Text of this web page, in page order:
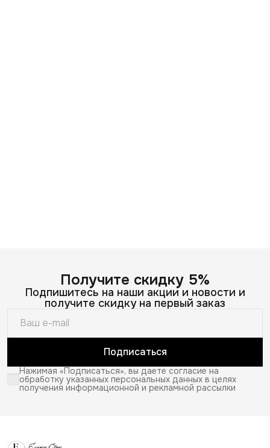
Получите скидку 5%
Подпишитесь на наши акции и новости и
получите скидку на первый заказ
Подписаться
Нажимая «Подписаться», вы даете согласие на
обработку указанных персональных данных в целях
получения информационной и рекламной рассылки